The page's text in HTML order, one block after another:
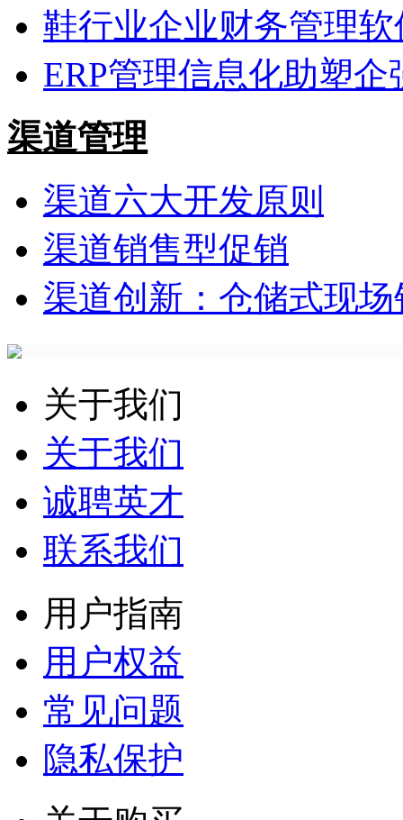
鞋行业企业财务管理软
ERP管理信息化助塑企
渠道管理
渠道六大开发原则
渠道销售型促销
渠道创新：仓储式现场
关于我们
关于我们
诚聘英才
联系我们
用户指南
用户权益
常见问题
隐私保护